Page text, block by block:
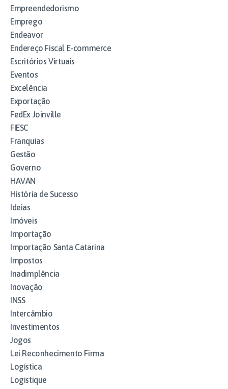
Empreendedorismo
Emprego
Endeavor
Endereço Fiscal E-commerce
Escritórios Virtuais
Eventos
Excelência
Exportação
FedEx Joinville
FIESC
Franquias
Gestão
Governo
HAVAN
História de Sucesso
Ideias
Imóveis
Importação
Importação Santa Catarina
Impostos
Inadimplência
Inovação
INSS
Intercâmbio
Investimentos
Jogos
Lei Reconhecimento Firma
Logística
Logistique